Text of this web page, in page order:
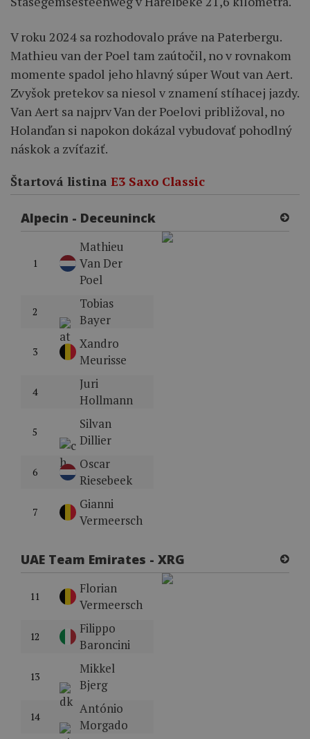
V roku 2024 sa rozhodovalo práve na Paterbergu.
Mathieu van der Poel tam zaútočil, no v rovnakom
momente spadol jeho hlavný súper Wout van Aert.
Zvyšok pretekov sa niesol v znamení stíhacej jazdy.
Van Aert sa najprv Van der Poelovi približoval, no
Holanďan si napokon dokázal vybudovať pohodlný
náskok a zvíťaziť.
Štartová listina E3 Saxo Classic
Alpecin - Deceuninck
1
Mathieu
Van Der
Poel
2
Tobias
Bayer
3
Xandro
Meurisse
4
Juri
Hollmann
5
Silvan
Dillier
6
Oscar
Riesebeek
7
Gianni
Vermeersch
UAE Team Emirates - XRG
11
Florian
Vermeersch
12
Filippo
Baroncini
13
Mikkel
Bjerg
14
António
Morgado